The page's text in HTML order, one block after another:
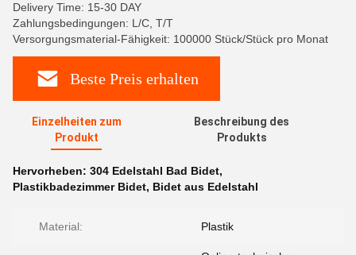
Delivery Time: 15-30 DAY
Zahlungsbedingungen: L/C, T/T
Versorgungsmaterial-Fähigkeit: 100000 Stück/Stück pro Monat
Beste Preis erhalten
Einzelheiten zum
Produkt
Beschreibung des
Produkts
Hervorheben: 304 Edelstahl Bad Bidet,
Plastikbadezimmer Bidet, Bidet aus Edelstahl
Material: Plastik